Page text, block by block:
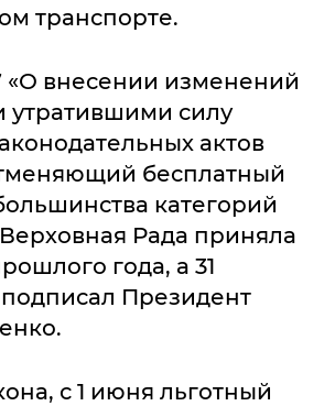
транспорте.
«О внесении изменений
утратившими силу
актов
бесплатный
категорий
Рада приняла
года, а 31
Президент
с 1 июня льготный